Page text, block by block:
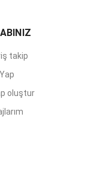
takip
oluştur